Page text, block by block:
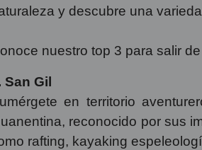
y descubre una
nuestro top 3 para salir
San Gil
en territorio
reconocido por sus
rafting, kayaking